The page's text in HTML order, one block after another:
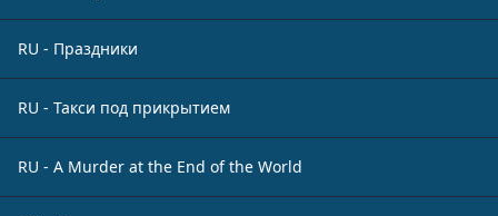
RU - Праздники
RU - Такси под прикрытием
RU - A Murder at the End of the World